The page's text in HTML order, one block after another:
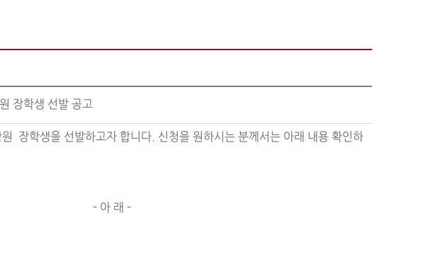
장학생 선발 공고
장학생을 선발하고자 합니다. 신청을 원하시는 분께서는 아래 내용 확인하
- 아 래 -